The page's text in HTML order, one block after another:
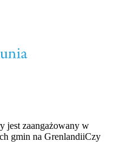
jest zaangażowany w
gmin na GrenlandiiCzy